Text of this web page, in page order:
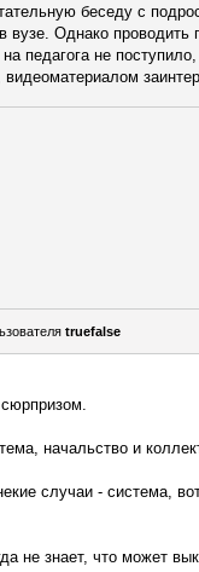
беседу с
Однако проводить
педагога не
truefalse
начальство и
случаи - система,
не знает, что может